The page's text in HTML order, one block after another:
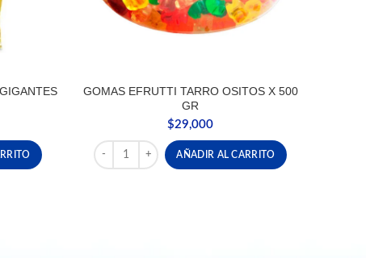
GIGANTES KILO cantidad
GOMAS EFRUTTI TARRO OSITOS X 500
GR
$29,000
GOMAS EFRUTTI TARRO OSITOS X 500 GR cantidad
AÑADIR AL CARRITO